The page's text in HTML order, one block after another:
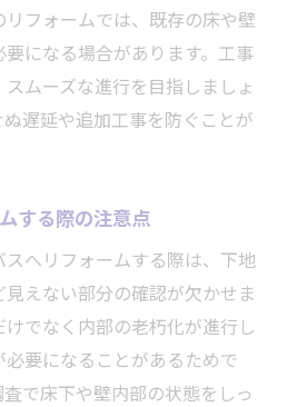
リフォームでは、既存の床や壁
になる場合があります。工事
ムーズな進行を目指しましょ
遅延や追加工事を防ぐことが
する際の注意点
へリフォームする際は、下地
えない部分の確認が欠かせま
でなく内部の老朽化が進行し
要になることがあるためで
で床下や壁内部の状態をしっ